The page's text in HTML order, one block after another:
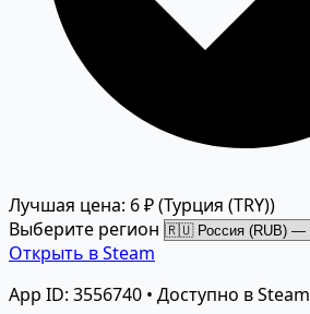
Лучшая цена: 6 ₽(Турция (TRY))
Выберите регион
Открыть в Steam
App ID: 3556740 • Доступно в Steam